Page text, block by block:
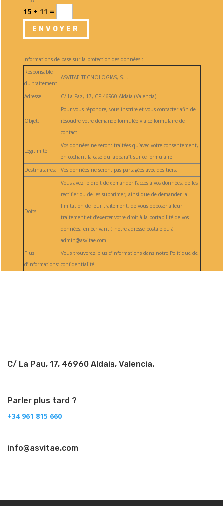
15 + 11 =
ENVOYER
Informations de base sur la protection des données :
Responsable
du traitement:
ASVITAE TECNOLOGIAS, S.L.
Adresse: C/ La Paz, 17, CP 46960 Aldaia (Valencia)
Objet:
Pour vous répondre, vous inscrire et vous contacter afin de
résoudre votre demande formulée via ce formulaire de
contact.
Légitimité:
Vos données ne seront traitées qu’avec votre consentement,
en cochant la case qui apparaît sur ce formulaire.
Destinataires:
Vos données ne seront pas partagées avec des tiers..
Doits:
Vous avez le droit de demander l’accès à vos données, de les
rectifier ou de les supprimer, ainsi que de demander la
limitation de leur traitement, de vous opposer à leur
traitement et d’exercer votre droit à la portabilité de vos
données, en écrivant à notre adresse postale ou à
admin@asvitae.com
Plus
d’informations:
Vous trouverez plus d’informations dans notre Politique de
confidentialité.
C/ La Pau, 17, 46960 Aldaia, Valencia.
Parler plus tard ?
+34 961 815 660
info@asvitae.com